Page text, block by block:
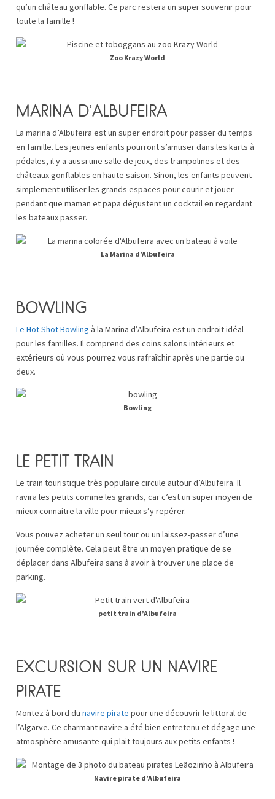
qu’un château gonflable. Ce parc restera un super souvenir pour
toute la famille !
Zoo Krazy World
MARINA D’ALBUFEIRA
La marina d’Albufeira est un super endroit pour passer du temps
en famille. Les jeunes enfants pourront s’amuser dans les karts à
pédales, il y a aussi une salle de jeux, des trampolines et des
châteaux gonflables en haute saison. Sinon, les enfants peuvent
simplement utiliser les grands espaces pour courir et jouer
pendant que maman et papa dégustent un cocktail en regardant
les bateaux passer.
La Marina d’Albufeira
BOWLING
Le Hot Shot Bowling à la Marina d’Albufeira est un endroit idéal
pour les familles. Il comprend des coins salons intérieurs et
extérieurs où vous pourrez vous rafraîchir après une partie ou
deux.
Bowling
LE PETIT TRAIN
Le train touristique très populaire circule autour d’Albufeira. Il
ravira les petits comme les grands, car c’est un super moyen de
mieux connaitre la ville pour mieux s’y repérer.
Vous pouvez acheter un seul tour ou un laissez-passer d’une
journée complète. Cela peut être un moyen pratique de se
déplacer dans Albufeira sans à avoir à trouver une place de
parking.
petit train d’Albufeira
EXCURSION SUR UN NAVIRE
PIRATE
Montez à bord du navire pirate pour une découvrir le littoral de
l’Algarve. Ce charmant navire a été bien entretenu et dégage une
atmosphère amusante qui plait toujours aux petits enfants !
Navire pirate d’Albufeira